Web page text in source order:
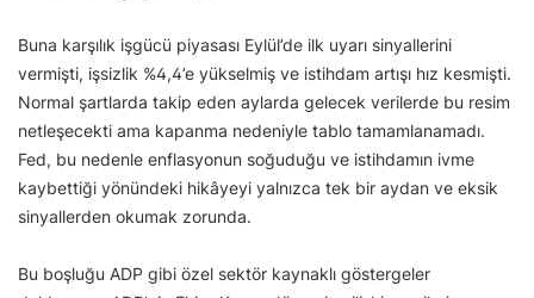
Buna karşılık işgücü piyasası Eylül’de ilk uyarı sinyallerini
vermişti, işsizlik %4,4’e yükselmiş ve istihdam artışı hız kesmişti.
Normal şartlarda takip eden aylarda gelecek verilerde bu resim
netleşecekti ama kapanma nedeniyle tablo tamamlanamadı.
Fed, bu nedenle enflasyonun soğuduğu ve istihdamın ivme
kaybettiği yönündeki hikâyeyi yalnızca tek bir aydan ve eksik
sinyallerden okumak zorunda.
Bu boşluğu ADP gibi özel sektör kaynaklı göstergeler